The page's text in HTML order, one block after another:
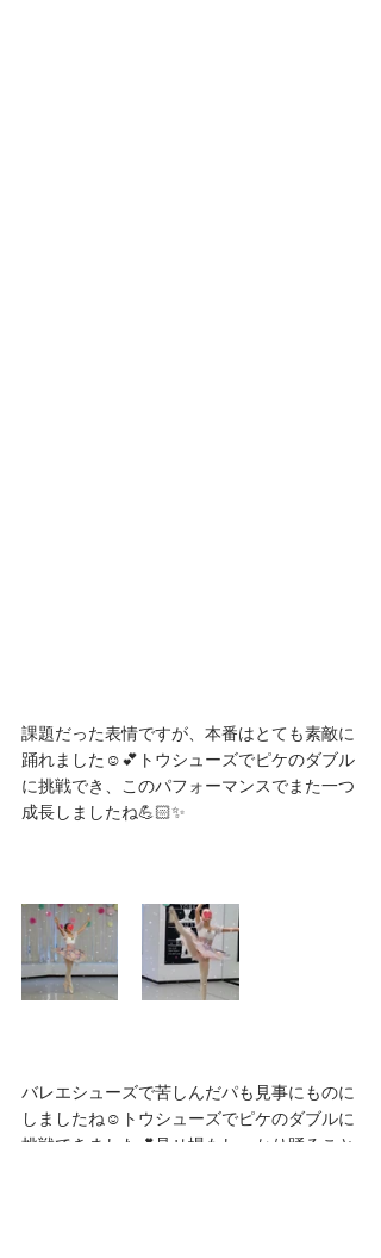
課題だった表情ですが、本番はとても素敵に
踊れました☺️💕トウシューズでピケのダブル
に挑戦でき、このパフォーマンスでまた一つ
成長しましたね💪🏻✨
バレエシューズで苦しんだパも見事にものに
しましたね☺️トウシューズでピケのダブルに
挑戦できました💕見せ場もしっかり踊ること